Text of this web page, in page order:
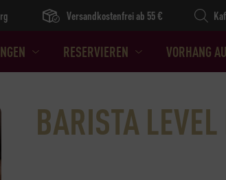
RESERVIEREN VORHANG
Versandkostenfrei ab 55 €
Products
BARISTA